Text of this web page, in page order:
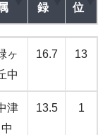
録
位
記
順
ヶ
中
16.7 13
津
中
13.5 1